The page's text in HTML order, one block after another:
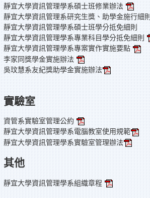
靜宜大學資訊管理學系碩士班修業辦法
靜宜大學資訊管理系研究生獎、助學金施行細則
靜宜大學資訊管理學系碩士班學分抵免細則
靜宜大學資訊管理學系專業科目學分抵免細則
靜宜大學資訊管理學系專案實作實施要點
李家同獎學金實施辦法
吳玟慧系友紀獎助學金實施辦法
實驗室
資管系實驗室管理公約
靜宜大學資訊管理學系電腦教室使用規範
靜宜大學資訊管理學系實驗室管理辦法
其他
靜宜大學資訊管理學系組織章程